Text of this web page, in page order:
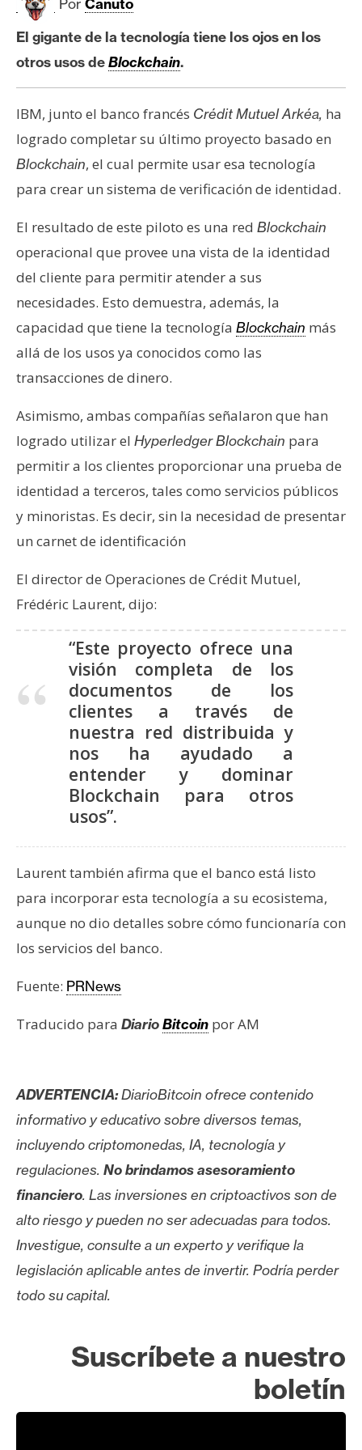
d
o
s
B
i
c
o
n
t
h
e
e
u
m
I
A
n
á
a
s
d
P
r
n
a
T
m
a
s
R
e
c
r
El gigante de la tecnología tiene los ojos en los
otros usos deBlockchain.
IBM, junto el banco francés Crédit Mutuel Arkéa, ha
logrado completar su último proyecto basado en
Blockchain, el cual permite usar esa tecnología
para crear un sistema de verificación de identidad.
El resultado de este piloto es una red Blockchain
operacional que provee una vista de la identidad
del cliente para permitir atender a sus
necesidades. Esto demuestra, además, la
capacidad que tiene la tecnología Blockchain más
allá de los usos ya conocidos como las
transacciones de dinero.
Asimismo, ambas compañías señalaron que han
logrado utilizar el Hyperledger Blockchain para
permitir a los clientes proporcionar una prueba de
identidad a terceros, tales como servicios públicos
y minoristas. Es decir, sin la necesidad de presentar
un carnet de identificación
El director de Operaciones de Crédit Mutuel,
Frédéric Laurent, dijo:
“Este proyecto ofrece una
visión completa de los
documentos de los
clientes a través de
nuestra red distribuida y
nos ha ayudado a
entender y dominar
Blockchain para otros
usos”.
Laurent también afirma que el banco está listo
para incorporar esta tecnología a su ecosistema,
aunque no dio detalles sobre cómo funcionaría con
los servicios del banco.
Fuente: PRNews
Traducido para DiarioBitcoin por AM
ADVERTENCIA:DiarioBitcoin ofrece contenido
informativo y educativo sobre diversos temas,
incluyendo criptomonedas, IA, tecnología y
regulaciones. No brindamos asesoramiento
financiero. Las inversiones en criptoactivos son de
alto riesgo y pueden no ser adecuadas para todos.
Investigue, consulte a un experto y verifique la
legislación aplicable antes de invertir. Podría perder
todo su capital.
Suscríbete a nuestro
boletín